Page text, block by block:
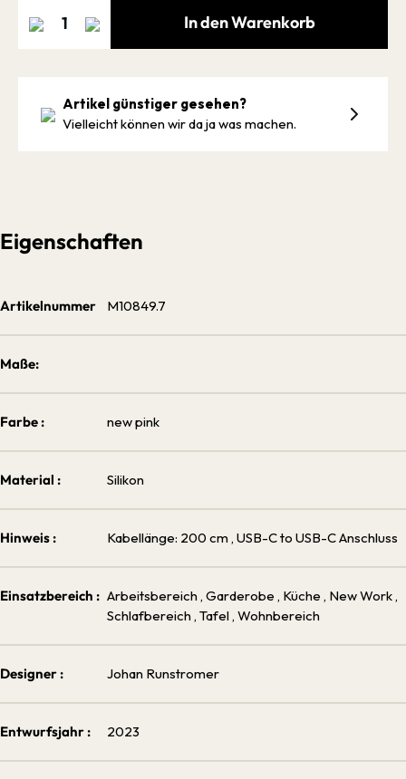
In den Warenkorb
Artikel günstiger gesehen?
Vielleicht können wir da ja was machen.
Eigenschaften
Artikelnummer M10849.7
Maße:
Farbe : new pink
Material : Silikon
Hinweis : Kabellänge: 200 cm , USB-C to USB-C Anschluss
Einsatzbereich : Arbeitsbereich , Garderobe , Küche , New Work ,
Schlafbereich , Tafel , Wohnbereich
Designer : Johan Runstromer
Entwurfsjahr : 2023